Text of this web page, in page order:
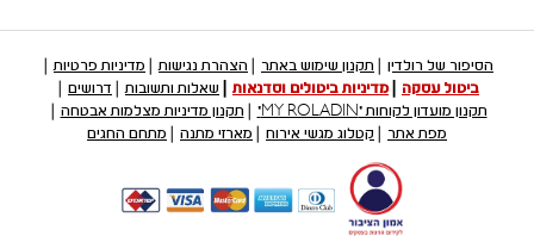
הסיפור של רולדין תקנון שימוש באתר הצהרת נגישות
מדיניות פרטיות
ביטול עסקה
מדיניות ביטולים וסדנאות שאלות ותשובות
דרושים
תקנון מועדון לקוחות "MY ROLADIN"
תקנון מדיניות מצלמות אבטחה
מפת אתר
קטלוג מגשי אירוח מארזי מתנה מתחם החגים